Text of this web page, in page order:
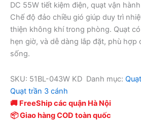
DC 55W tiết kiệm điện, quạt vận
Chế độ đảo chiều gió giúp duy trì
thiện không khí trong phòng. Quạt
hẹn giờ, và dễ dàng lắp đặt, phù hợp
sống.
SKU: 51BL-043W KD Danh mục:
Quạt trần 3 cánh
🚚 FreeShip các quận Hà Nội
📦 Giao hàng COD toàn quốc